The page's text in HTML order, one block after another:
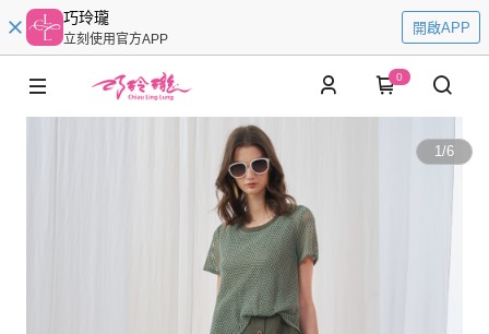
巧玲瓏
立刻使用官方APP
開啟APP
0
1/6